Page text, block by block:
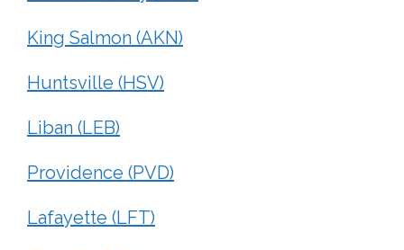
King Salmon (AKN)
Huntsville (HSV)
Liban (LEB)
Providence (PVD)
Lafayette (LFT)